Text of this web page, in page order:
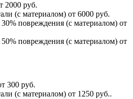
2000 руб.
(с материалом) от 6000 руб.
повреждения (с материалом) от
повреждения (с материалом) от
300 руб.
(с материалом) от 1250 руб..